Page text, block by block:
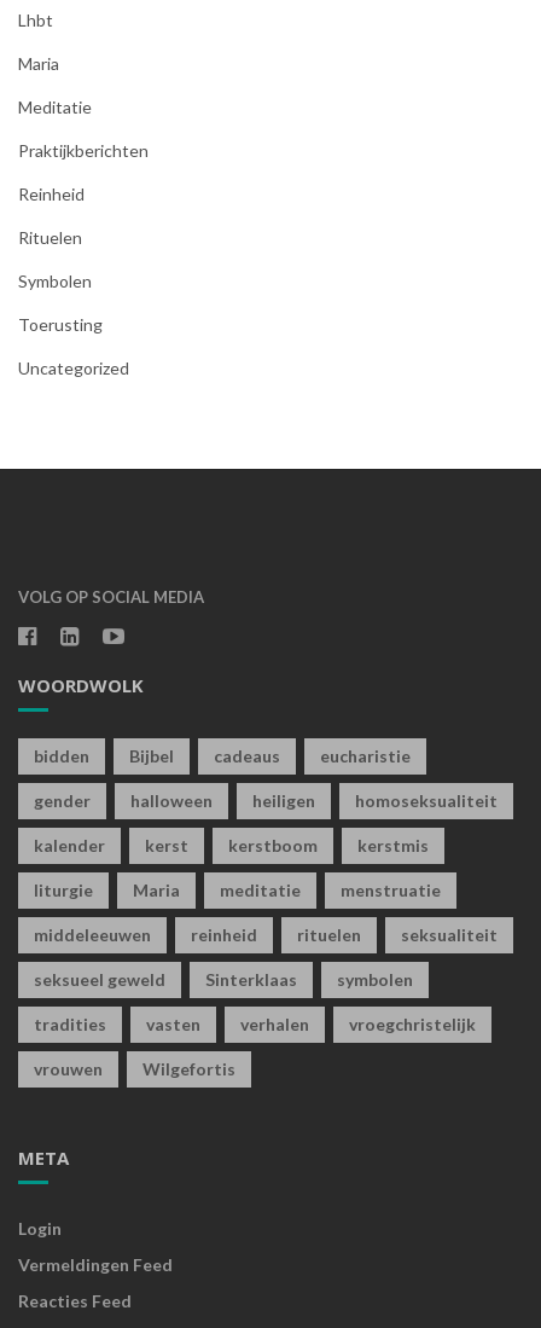
Lhbt
Maria
Meditatie
Praktijkberichten
Reinheid
Rituelen
Symbolen
Toerusting
Uncategorized
VOLG OP SOCIAL MEDIA
WOORDWOLK
bidden Bijbel cadeaus eucharistie
gender halloween heiligen homoseksualiteit
kalender kerst kerstboom kerstmis
liturgie Maria meditatie menstruatie
middeleeuwen reinheid rituelen seksualiteit
seksueel geweld Sinterklaas symbolen
tradities vasten verhalen vroegchristelijk
vrouwen Wilgefortis
META
Login
Vermeldingen Feed
Reacties Feed